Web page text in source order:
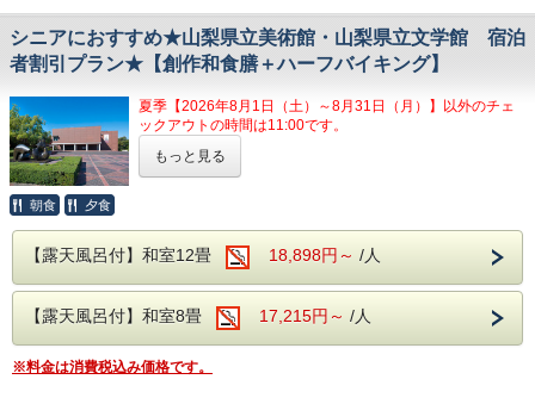
湯となります。
【館内施設】
・無料予約制カラオケ
・無料予約制卓球
※客室露天風呂は沸かし湯となります。
【大浴場】
大浴場の入り口手前には、浮舞台「三条夫
人」がございます。
見る角度により表情を変えるのが魅力とな
り、風情溢れる当館の魅力の1つとなりま
アルカリ性のトロトロした湯が特徴で、クレ
ンジング効果により肌の汚れを落とす美肌の
湯となります。
より肌の汚れを落とす美肌の湯となります。本館1階 大浴場
営業時間/15:00～24:00/翌5:00～10:00
※男女入れ替え制なし
【個室カラオケ、卓球コーナー】
当日の13時よりフロントにてご予約を承ります。
【ゲームコーナー】
営業時間/13:00～23:00
電車でお越しの際には、ぜひご利用ください。
●お車でお越しの場合●
無料駐車場をご用意しております。
一度ホテルの玄関前までお越しください。
◆温泉のご紹介◆
本館1階 大浴場
営業時間/15:00～24:00/翌5:00～10:00
大浴場の入り口手前には、浮舞台「三条夫
人」がございます。
見る角度により表情を変えるのが魅力とな
す。
◆チェックイン・チェックアウト◆
お部屋へのご案内は15:00以降となります。
チェックアウトも11:00までとゆっくりお過
ごしいただけます。
シニアにおすすめ★山梨県立美術館・山梨県立文学館 宿泊
者割引プラン★【創作和食膳＋ハーフバイキング】
夏季【2026年8月1日（土）～8月31日（月）】以外のチェ
ックアウトの時間は11:00です。
当ホテルを拠点に美術館・文学館をお得に巡るシニア向けの
旅のプランをご用意いたしました。
美術館や温泉など、のんびりと過ごす時間を楽しみたいシニ
芸術で心を癒した後は、ゆっくりと温泉で体を癒してくださ
い。
1978（昭和53）年の開館以来、「ミレーの美術館」として
もっと見る
朝食 夕食
【露天風呂付】和室12畳 18,898円～ /人
【露天風呂付】和室8畳 17,215円～ /人
※料金は消費税込み価格です。